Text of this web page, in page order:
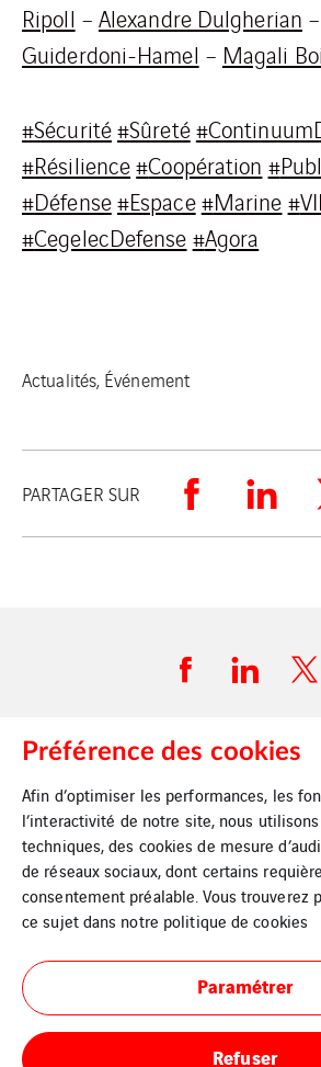
Ripoll – Alexandre Dulgherian
Guiderdoni-Hamel – Magali
#Sécurité#Sûreté#
#Résilience#Coopération #
#Défense#Espace#Marine #
#CegelecDefense #Agora
Actualités, Événement
PARTAGER SUR
Mentions légales
Politique d’utilisation des cookies
Préférence des cookies
Afin d’optimiser les performances, les
l’interactivité de notre site, nous
techniques, des cookies de mesure
de réseaux sociaux, dont certains
consentement préalable. Vous trouverez
ce sujet dans notre politique de cookies
Paramétrer
Refuser